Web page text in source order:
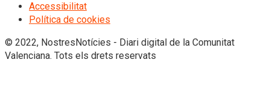
Accessibilitat
Política de cookies
© 2022, NostresNotícies - Diari digital de la Comunitat
Valenciana. Tots els drets reservats